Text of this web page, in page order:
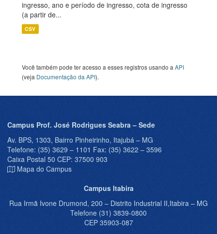
ingresso, ano e período de ingresso, cota de ingresso
(a partir de...
CSV
Você também pode ter acesso a esses registros usando a API
(veja Documentação da API).
Campus Prof. José Rodrigues Seabra – Sede
Av. BPS, 1303, Bairro Pinheirinho, Itajubá – MG
Telefone: (35) 3629 – 1101 Fax: (35) 3622 – 3596
Caixa Postal 50 CEP: 37500 903
Mapa do Campus
Campus Itabira
Rua Irmã Ivone Drumond, 200 – Distrito Industrial II,Itabira – MG
Telefone (31) 3839-0800
CEP 35903-087